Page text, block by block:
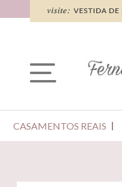
CASAMENTOS REAIS